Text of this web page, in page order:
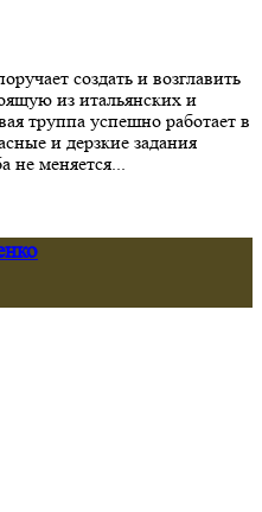
создать и возглавить
из итальянских и
труппа успешно работает в
и дерзкие задания
не меняется...